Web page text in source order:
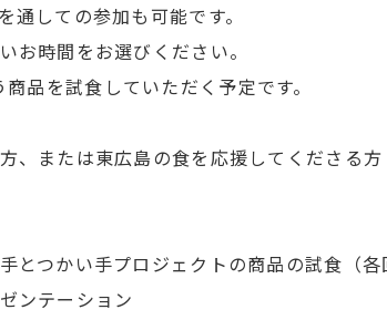
ての参加も可能です。
間をお選びください。
を試食していただく予定です。
、または東広島の食を応援してくださる方
とつかい手プロジェクトの商品の試食（各
ンテーション